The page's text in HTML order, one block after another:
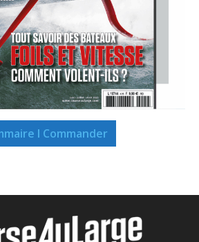
I Commander